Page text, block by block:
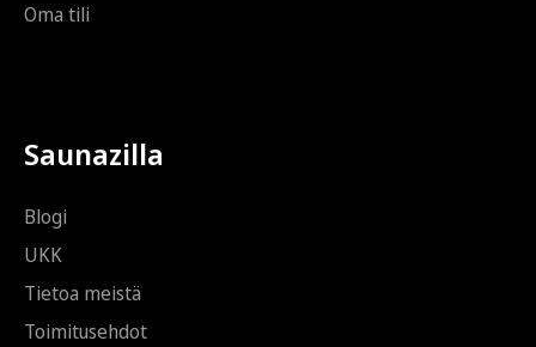
Oma tili
Saunazilla
Blogi
UKK
Tietoa meistä
Toimitusehdot